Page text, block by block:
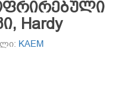
Hardy
KAEM